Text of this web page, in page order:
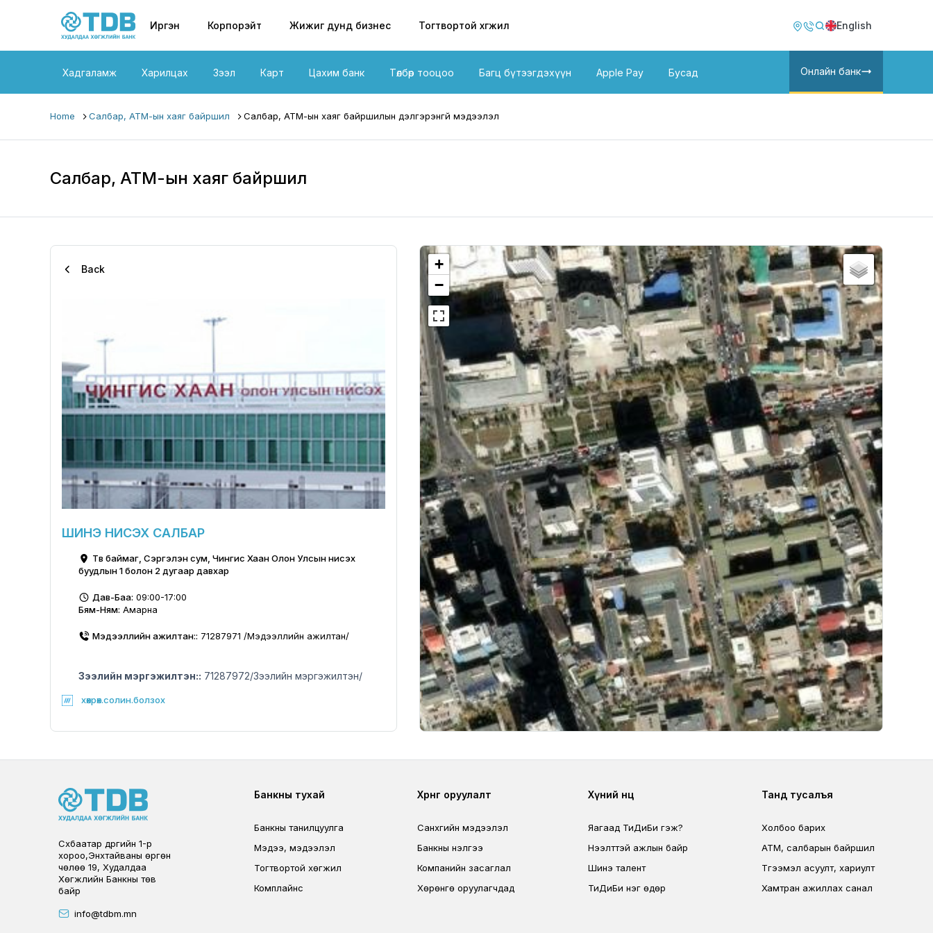
Иргэн Корпорэйт Жижиг дунд бизнес Тогтвортой хөгжил Image
Image English
Хадгаламж Харилцах Зээл Карт Цахим банк Төлбөр тооцоо Багц бүтээгдэхүүн Apple Pay Бусад Онлайн банк
Home Салбар, АТМ-ын хаяг байршил Салбар, АТМ-ын хаяг байршилын дэлгэрэнгүй мэдээлэл
Салбар, АТМ-ын хаяг байршил
Back
ШИНЭ НИСЭХ САЛБАР
Төв баймаг, Сэргэлэн сум, Чингис Хаан Олон Улсын нисэх
буудлын 1 болон 2 дугаар давхар
Дав-Баа: 09:00-17:00
Бям-Ням: Амарна
Мэдээллийн ажилтан:: 71287971 /Мэдээллийн ажилтан/
Зээлийн мэргэжилтэн:: 71287972/Зээлийн мэргэжилтэн/
хөхрөх.солин.болзох
+
−
Сүхбаатар дүүргийн 1-р
хороо,Энхтайваны өргөн
чөлөө 19, Худалдаа
Хөгжлийн Банкны төв
байр
info@tdbm.mn
Footer
Банкны тухай
Банкны танилцуулга
Мэдээ, мэдээлэл
Тогтвортой хөгжил
Комплайнс
Footer third
Хөрөнгө оруулалт
Санхүүгийн мэдээлэл
Банкны үнэлгээ
Компанийн засаглал
Хөрөнгө оруулагчдад
Footer second
Хүний нөөц
Яагаад ТиДиБи гэж?
Нээлттэй ажлын байр
Шинэ талент
ТиДиБи нэг өдөр
Footer fourth
Танд тусалъя
Холбоо барих
ATM, салбарын байршил
Түгээмэл асуулт, хариулт
Хамтран ажиллах санал